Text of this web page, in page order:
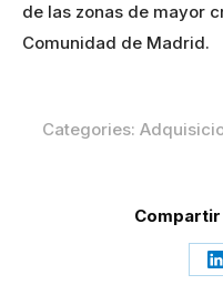
de las zonas de mayor
Comunidad de Madrid.
Categories: